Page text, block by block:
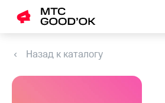
Назад к каталогу